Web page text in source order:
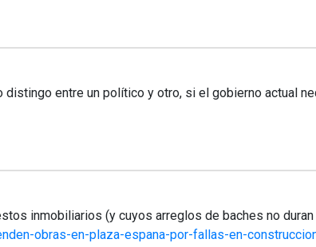
distingo entre un político y otro, si el gobierno actual
inmobiliarios (y cuyos arreglos de baches no
obras-en-plaza-espana-por-fallas-en-